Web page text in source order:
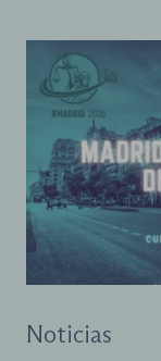
Noticias